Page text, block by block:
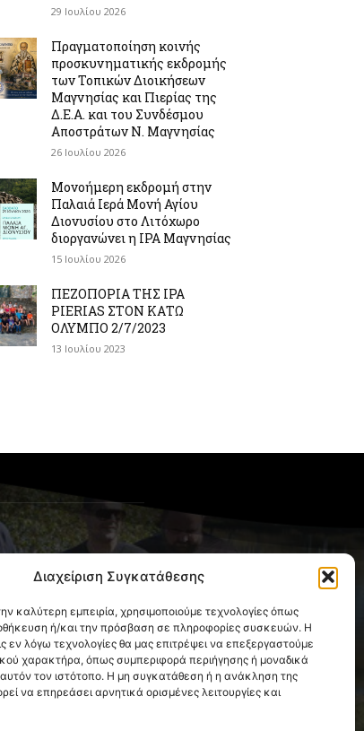
Διαχείριση Συγκατάθεσης
καλύτερη εμπειρία, χρησιμοποιούμε τεχνολογίες όπως
ή/και την πρόσβαση σε πληροφορίες συσκευών. Η
εν λόγω τεχνολογίες θα μας επιτρέψει να επεξεργαστούμε
χαρακτήρα, όπως συμπεριφορά περιήγησης ή μοναδικά
τον ιστότοπο. Η μη συγκατάθεση ή η ανάκληση της
να επηρεάσει αρνητικά ορισμένες λειτουργίες και
29 Ιουλίου 2026
Πραγματοποίηση κοινής
προσκυνηματικής εκδρομής
των Τοπικών Διοικήσεων
Μαγνησίας και Πιερίας της
Δ.Ε.Α. και του Συνδέσμου
Αποστράτων Ν. Μαγνησίας
26 Ιουλίου 2026
Μονοήμερη εκδρομή στην
Παλαιά Ιερά Μονή Αγίου
Διονυσίου στο Λιτόχωρο
διοργανώνει η IPA Μαγνησίας
15 Ιουλίου 2026
ΠΕΖΟΠΟΡΙΑ ΤΗΣ IPA
PIERIAS ΣΤΟΝ ΚΑΤΩ
ΟΛΥΜΠΟ 2/7/2023
13 Ιουλίου 2023